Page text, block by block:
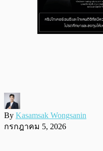
By Kasamsak Wongsanin
กรกฎาคม 5, 2026